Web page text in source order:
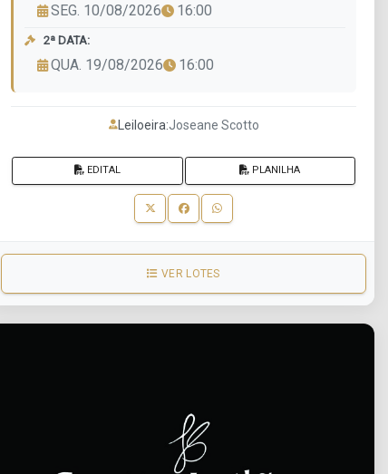
SEG. 10/08/2026 16:00
2ª DATA:
QUA. 19/08/2026 16:00
Leiloeira:Joseane Scotto
EDITAL PLANILHA
VER LOTES